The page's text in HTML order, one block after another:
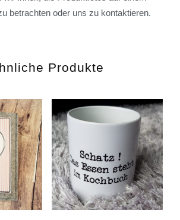
betrachten oder uns zu kontaktieren.
Produkte